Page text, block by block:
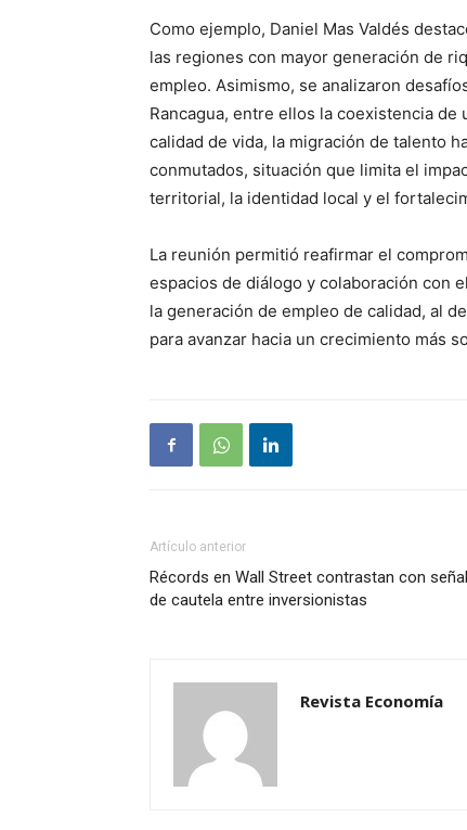
Como ejemplo, Daniel Mas Valdés
las regiones con mayor generación de
empleo. Asimismo, se analizaron
Rancagua, entre ellos la coexistencia
calidad de vida, la migración de talento
conmutados, situación que limita el
territorial, la identidad local y el
La reunión permitió reafirmar el
espacios de diálogo y colaboración con
la generación de empleo de calidad, al
para avanzar hacia un crecimiento más
Artículo anterior
Récords en Wall Street contrastan con
de cautela entre inversionistas
Revista Economía